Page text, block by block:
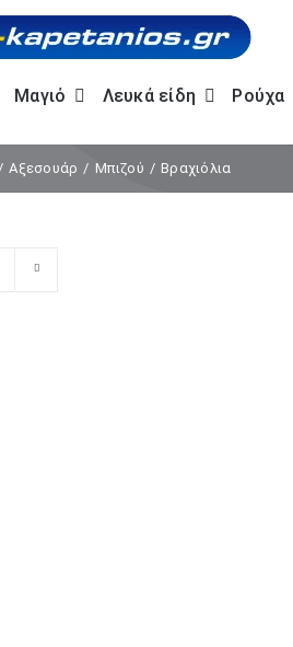
Μαγιό Λευκά είδη Ρούχα
Αξεσουάρ Μπιζού Βραχιόλια